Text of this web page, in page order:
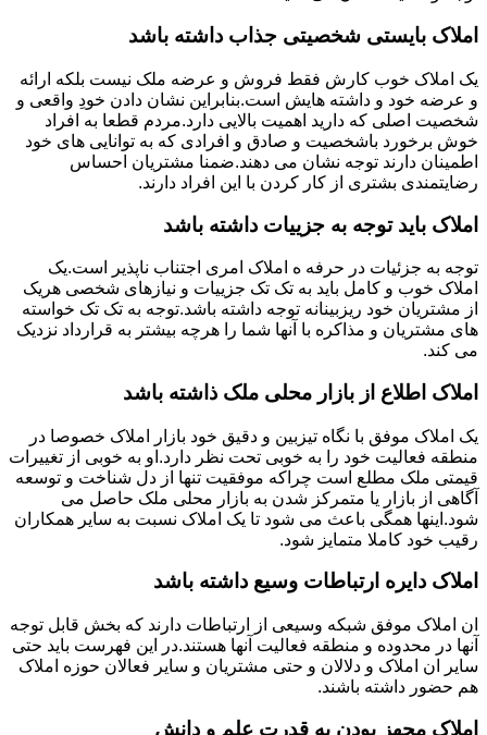
املاک بایستی شخصیتی جذاب داشته باشد
یک املاک خوب کارش فقط فروش و عرضه ملک نیست بلکه ارائه
و عرضه خود و داشته هایش است.بنابراین نشان دادن خودِ واقعی و
شخصیت اصلی که دارید اهمیت بالایی دارد.مردم قطعا به افراد
خوش برخورد باشخصیت و صادق و افرادی که به توانایی های خود
اطمینان دارند توجه نشان می دهند.ضمنا مشتریان احساس
رضایتمندی بشتری از کار کردن با این افراد دارند.
املاک باید توجه به جزییات داشته باشد
توجه به جزئیات در حرفه ه املاک امری اجتناب ناپذیر است.یک
املاک خوب و کامل باید به تک تک جزییات و نیازهای شخصی هریک
از مشتریان خود ریزبینانه توجه داشته باشد.توجه به تک تک خواسته
های مشتریان و مذاکره با آنها شما را هرچه بیشتر به قرارداد نزدیک
می کند.
املاک اطلاع از بازار محلی ملک ذاشته باشد
یک املاک موفق با نگاه تیزبین و دقیق خود بازار املاک خصوصا در
منطقه فعالیت خود را به خوبی تحت نظر دارد.او به خوبی از تغییرات
قیمتی ملک مطلع است چراکه موفقیت تنها از دل شناخت و توسعه
آگاهی از بازار یا متمرکز شدن به بازار محلی ملک حاصل می
شود.اینها همگی باعث می شود تا یک املاک نسبت به سایر همکاران
رقیب خود کاملا متمایز شود.
املاک دایره ارتباطات وسیع داشته باشد
ان املاک موفق شبکه وسیعی از ارتباطات دارند که بخش قابل توجه
آنها در محدوده و منطقه فعالیت آنها هستند.در این فهرست باید حتی
سایر ان املاک و دلالان و حتی مشتریان و سایر فعالان حوزه املاک
هم حضور داشته باشند.
املاک مجهز بودن به قدرت علم و دانش